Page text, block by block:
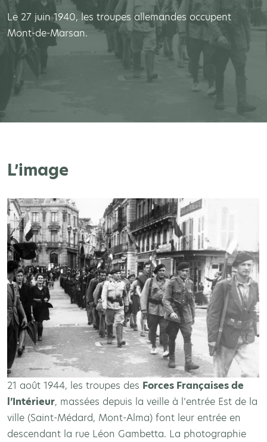
Le 27 juin 1940, les troupes allemandes occupent
Mont-de-Marsan.
L’image
21 août 1944, les troupes des Forces Françaises de
l’Intérieur, massées depuis la veille à l’entrée Est de la
ville (Saint-Médard, Mont-Alma) font leur entrée en
descendant la rue Léon Gambetta. La photographie